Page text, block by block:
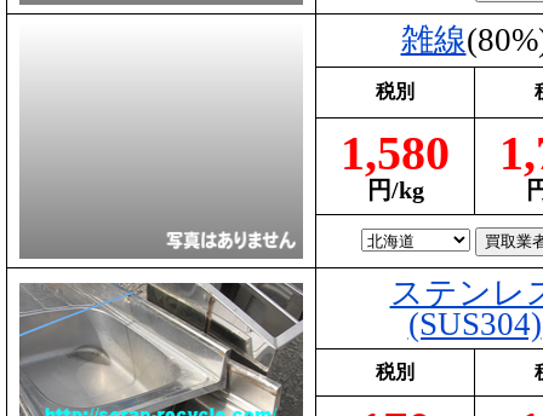
雑線
税別
1,580
円/kg
ステンレ
(SUS304)
税別